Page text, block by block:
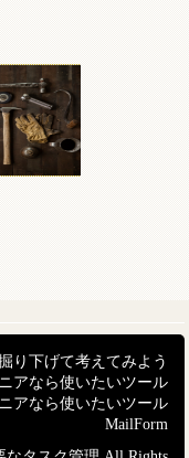
り下げて考えてみよう
アなら使いたいツール
アなら使いたいツール
MailForm